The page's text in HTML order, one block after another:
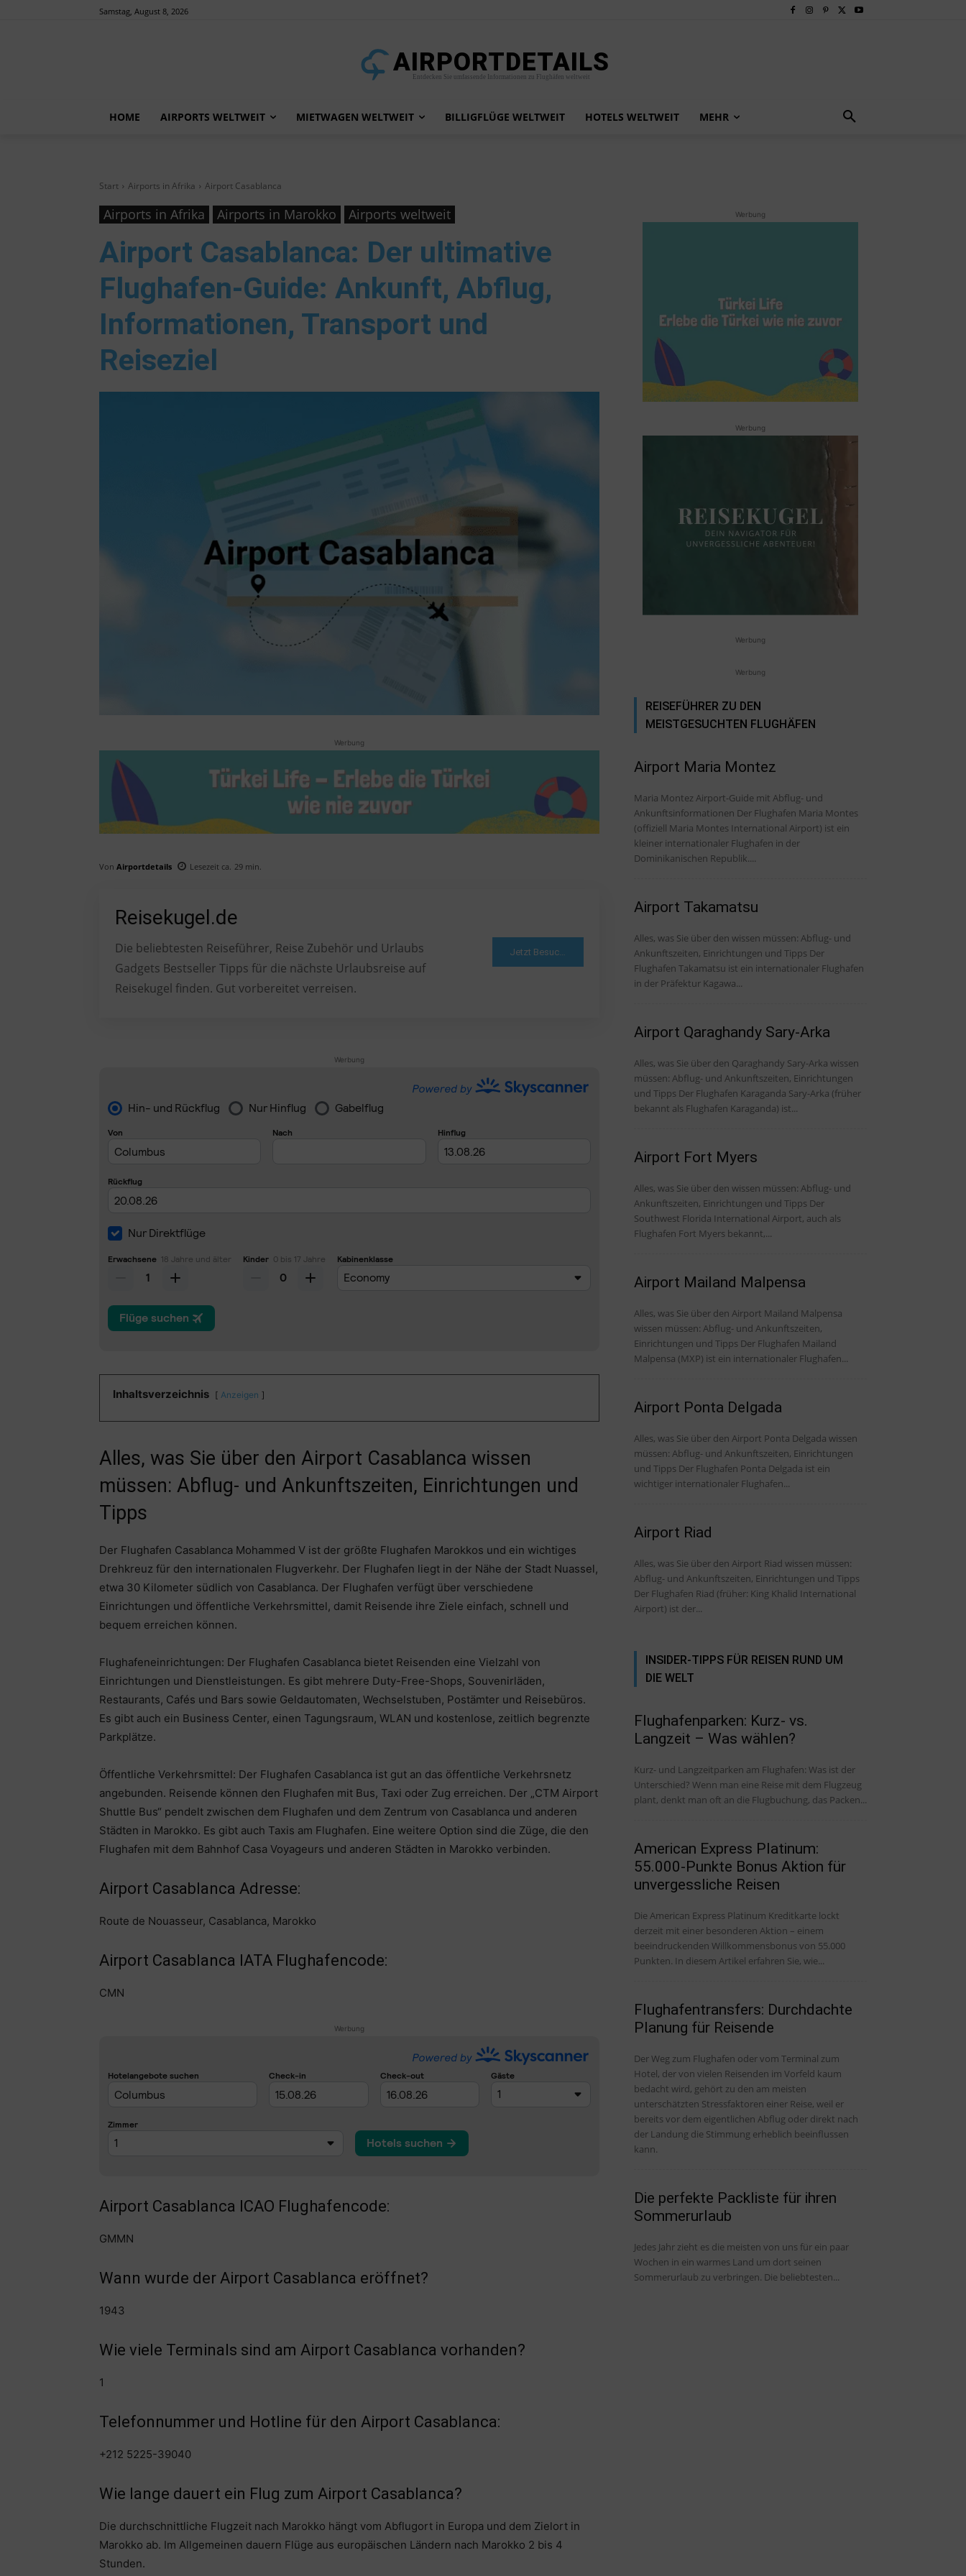
Samstag, August 8, 2026
AIRPORTDETAILS
Entdecken Sie umfassende Informationen zu Flughäfen weltweit
HOME AIRPORTS WELTWEIT MIETWAGEN WELTWEIT BILLIGFLÜGE WELTWEIT HOTELS WELTWEIT MEHR
Start Airports in Afrika Airport Casablanca
Airports in Afrika Airports in Marokko Airports weltweit
Airport Casablanca: Der ultimative
Flughafen-Guide: Ankunft, Abflug,
Informationen, Transport und
Reiseziel
Werbung
Von Airportdetails Lesezeit ca. 29 min.
Reisekugel.de
Die beliebtesten Reiseführer, Reise Zubehör und Urlaubs
Gadgets Bestseller Tipps für die nächste Urlaubsreise auf
Reisekugel finden. Gut vorbereitet verreisen.
Werbung
Inhaltsverzeichnis Anzeigen
Alles, was Sie über den Airport Casablanca wissen
müssen: Abflug- und Ankunftszeiten, Einrichtungen und
Tipps
Der Flughafen Casablanca Mohammed V ist der größte Flughafen Marokkos und ein wichtiges
Drehkreuz für den internationalen Flugverkehr. Der Flughafen liegt in der Nähe der Stadt Nuassel,
etwa 30 Kilometer südlich von Casablanca. Der Flughafen verfügt über verschiedene
Einrichtungen und öffentliche Verkehrsmittel, damit Reisende ihre Ziele einfach, schnell und
bequem erreichen können.
Flughafeneinrichtungen: Der Flughafen Casablanca bietet Reisenden eine Vielzahl von
Einrichtungen und Dienstleistungen. Es gibt mehrere Duty-Free-Shops, Souvenirläden,
Restaurants, Cafés und Bars sowie Geldautomaten, Wechselstuben, Postämter und Reisebüros.
Es gibt auch ein Business Center, einen Tagungsraum, WLAN und kostenlose, zeitlich begrenzte
Parkplätze.
Öffentliche Verkehrsmittel: Der Flughafen Casablanca ist gut an das öffentliche Verkehrsnetz
angebunden. Reisende können den Flughafen mit Bus, Taxi oder Zug erreichen. Der „CTM Airport
Shuttle Bus“ pendelt zwischen dem Flughafen und dem Zentrum von Casablanca und anderen
Städten in Marokko. Es gibt auch Taxis am Flughafen. Eine weitere Option sind die Züge, die den
Flughafen mit dem Bahnhof Casa Voyageurs und anderen Städten in Marokko verbinden.
Airport Casablanca Adresse:
Route de Nouasseur, Casablanca, Marokko
Airport Casablanca IATA Flughafencode:
CMN
Werbung
Airport Casablanca ICAO Flughafencode:
GMMN
Wann wurde der Airport Casablanca eröffnet?
1943
Wie viele Terminals sind am Airport Casablanca vorhanden?
1
Telefonnummer und Hotline für den Airport Casablanca:
+212 5225-39040
Wie lange dauert ein Flug zum Airport Casablanca?
Die durchschnittliche Flugzeit nach Marokko hängt vom Abflugort in Europa und dem Zielort in
Marokko ab. Im Allgemeinen dauern Flüge aus europäischen Ländern nach Marokko 2 bis 4
Stunden.
Werbung
Werbung
Werbung
Werbung
REISEFÜHRER ZU DEN
MEISTGESUCHTEN FLUGHÄFEN
Airport Maria Montez
Maria Montez Airport-Guide mit Abflug- und
Ankunftsinformationen Der Flughafen Maria Montes
(offiziell Maria Montes International Airport) ist ein
kleiner internationaler Flughafen in der
Dominikanischen Republik....
Airport Takamatsu
Alles, was Sie über den wissen müssen: Abflug- und
Ankunftszeiten, Einrichtungen und Tipps Der
Flughafen Takamatsu ist ein internationaler Flughafen
in der Präfektur Kagawa...
Airport Qaraghandy Sary-Arka
Alles, was Sie über den Qaraghandy Sary-Arka wissen
müssen: Abflug- und Ankunftszeiten, Einrichtungen
und Tipps Der Flughafen Karaganda Sary-Arka (früher
bekannt als Flughafen Karaganda) ist...
Airport Fort Myers
Alles, was Sie über den wissen müssen: Abflug- und
Ankunftszeiten, Einrichtungen und Tipps Der
Southwest Florida International Airport, auch als
Flughafen Fort Myers bekannt,...
Airport Mailand Malpensa
Alles, was Sie über den Airport Mailand Malpensa
wissen müssen: Abflug- und Ankunftszeiten,
Einrichtungen und Tipps Der Flughafen Mailand
Malpensa (MXP) ist ein internationaler Flughafen...
Airport Ponta Delgada
Alles, was Sie über den Airport Ponta Delgada wissen
müssen: Abflug- und Ankunftszeiten, Einrichtungen
und Tipps Der Flughafen Ponta Delgada ist ein
wichtiger internationaler Flughafen...
Airport Riad
Alles, was Sie über den Airport Riad wissen müssen:
Abflug- und Ankunftszeiten, Einrichtungen und Tipps
Der Flughafen Riad (früher: King Khalid International
Airport) ist der...
INSIDER-TIPPS FÜR REISEN RUND UM
DIE WELT
Flughafenparken: Kurz- vs.
Langzeit – Was wählen?
Kurz- und Langzeitparken am Flughafen: Was ist der
Unterschied? Wenn man eine Reise mit dem Flugzeug
plant, denkt man oft an die Flugbuchung, das Packen...
American Express Platinum:
55.000-Punkte Bonus Aktion für
unvergessliche Reisen
Die American Express Platinum Kreditkarte lockt
derzeit mit einer besonderen Aktion – einem
beeindruckenden Willkommensbonus von 55.000
Punkten. In diesem Artikel erfahren Sie, wie...
Flughafentransfers: Durchdachte
Planung für Reisende
Der Weg zum Flughafen oder vom Terminal zum
Hotel, der von vielen Reisenden im Vorfeld kaum
bedacht wird, gehört zu den am meisten
unterschätzten Stressfaktoren einer Reise, weil er
bereits vor dem eigentlichen Abflug oder direkt nach
der Landung die Stimmung erheblich beeinflussen
kann.
Die perfekte Packliste für ihren
Sommerurlaub
Jedes Jahr zieht es die meisten von uns für ein paar
Wochen in ein warmes Land um dort seinen
Sommerurlaub zu verbringen. Die beliebtesten...